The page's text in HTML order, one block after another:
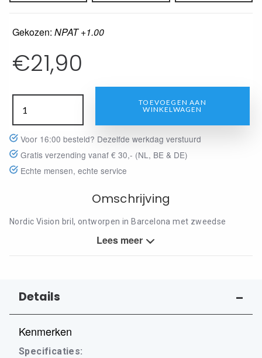
Gekozen: NPAT +1.00
€21,90
TOEVOEGEN AAN
WINKELWAGEN
Voor 16:00 besteld? Dezelfde werkdag verstuurd
Gratis verzending vanaf € 30,- (NL, BE & DE)
Echte mensen, echte service
Omschrijving
Nordic Vision bril, ontworpen in Barcelona met zweedse
nauwelijks dat je ze draagt! Meet de Vaxjo! met deze zwarte
Lees meer
Details
Kenmerken
Specificaties: